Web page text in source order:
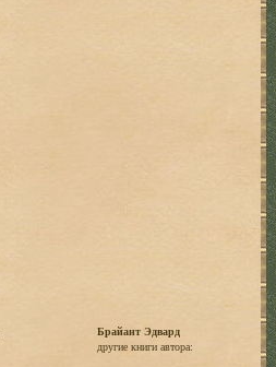
Брайант Эдвард
другие книги автора: